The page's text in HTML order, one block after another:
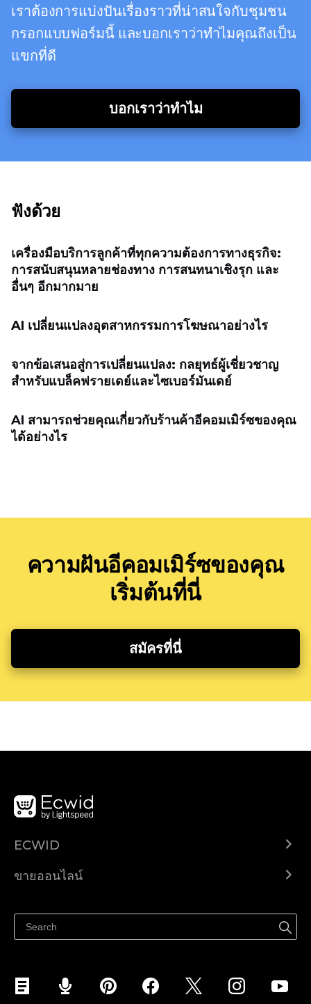
เราต้องการแบ่งปันเรื่องราวที่น่าสนใจกับชุมชน
กรอกแบบฟอร์มนี้ และบอกเราว่าทำไมคุณถึงเป็น
แขกที่ดี
บอกเราว่าทำไม
ฟังด้วย
เครื่องมือบริการลูกค้าที่ทุกความต้องการทางธุรกิจ:
การสนับสนุนหลายช่องทาง การสนทนาเชิงรุก และ
อื่นๆ อีกมากมาย
AI เปลี่ยนแปลงอุตสาหกรรมการโฆษณาอย่างไร
จากข้อเสนอสู่การเปลี่ยนแปลง: กลยุทธ์ผู้เชี่ยวชาญ
สำหรับแบล็คฟรายเดย์และไซเบอร์มันเดย์
AI สามารถช่วยคุณเกี่ยวกับร้านค้าอีคอมเมิร์ซของคุณ
ได้อย่างไร
ความฝันอีคอมเมิร์ซของคุณ
เริ่มต้นที่นี่
สมัครที่นี่
ECWID
ราคา
ขายออนไลน์
ขายบนเฟสบุ๊ค